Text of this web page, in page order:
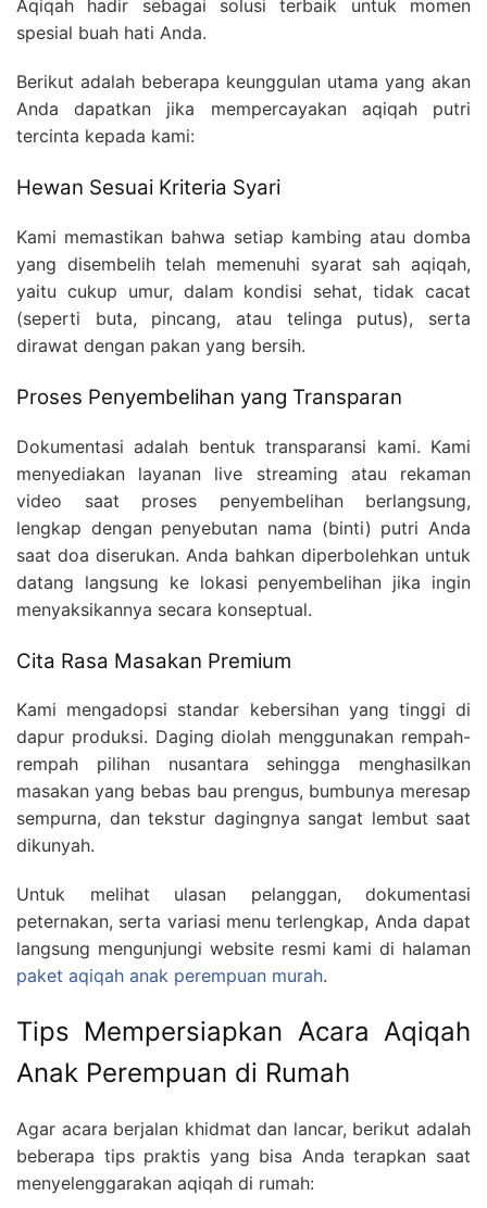
Aqiqah hadir sebagai solusi terbaik untuk momen
spesial buah hati Anda.
Berikut adalah beberapa keunggulan utama yang akan
Anda dapatkan jika mempercayakan aqiqah putri
tercinta kepada kami:
Hewan Sesuai Kriteria Syari
Kami memastikan bahwa setiap kambing atau domba
yang disembelih telah memenuhi syarat sah aqiqah,
yaitu cukup umur, dalam kondisi sehat, tidak cacat
(seperti buta, pincang, atau telinga putus), serta
dirawat dengan pakan yang bersih.
Proses Penyembelihan yang Transparan
Dokumentasi adalah bentuk transparansi kami. Kami
menyediakan layanan live streaming atau rekaman
video saat proses penyembelihan berlangsung,
lengkap dengan penyebutan nama (binti) putri Anda
saat doa diserukan. Anda bahkan diperbolehkan untuk
datang langsung ke lokasi penyembelihan jika ingin
menyaksikannya secara konseptual.
Cita Rasa Masakan Premium
Kami mengadopsi standar kebersihan yang tinggi di
dapur produksi. Daging diolah menggunakan rempah-
rempah pilihan nusantara sehingga menghasilkan
masakan yang bebas bau prengus, bumbunya meresap
sempurna, dan tekstur dagingnya sangat lembut saat
dikunyah.
Untuk melihat ulasan pelanggan, dokumentasi
peternakan, serta variasi menu terlengkap, Anda dapat
langsung mengunjungi website resmi kami di halaman
paket aqiqah anak perempuan murah.
Tips Mempersiapkan Acara Aqiqah
Anak Perempuan di Rumah
Agar acara berjalan khidmat dan lancar, berikut adalah
beberapa tips praktis yang bisa Anda terapkan saat
menyelenggarakan aqiqah di rumah: